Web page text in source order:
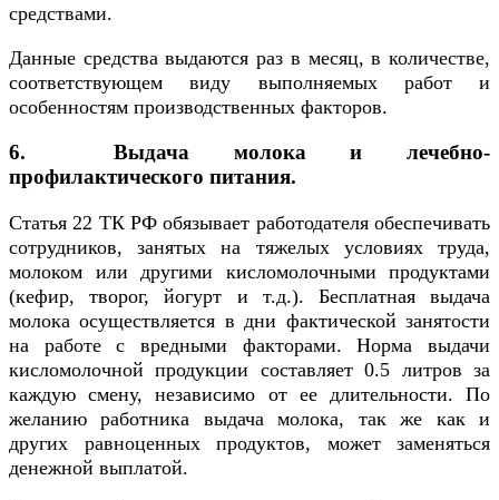
средствами.
Данные средства выдаются раз в месяц, в количестве,
соответствующем виду выполняемых работ и
особенностям производственных факторов.
6. Выдача молока и лечебно-
профилактического питания.
Статья 22 ТК РФ обязывает работодателя обеспечивать
сотрудников, занятых на тяжелых условиях труда,
молоком или другими кисломолочными продуктами
(кефир, творог, йогурт и т.д.). Бесплатная выдача
молока осуществляется в дни фактической занятости
на работе с вредными факторами. Норма выдачи
кисломолочной продукции составляет 0.5 литров за
каждую смену, независимо от ее длительности. По
желанию работника выдача молока, так же как и
других равноценных продуктов, может заменяться
денежной выплатой.